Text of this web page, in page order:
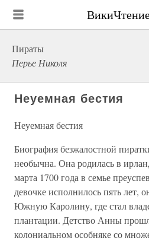
Пираты
Перье Николя
Неуемная бестия
Неуемная бестия
Биография безжалостной
необычна. Она родилась в
марта 1700 года в семье
девочке исполнилось пять лет,
Южную Каролину, где стал
плантации. Детство Анны
колониальном особняке со